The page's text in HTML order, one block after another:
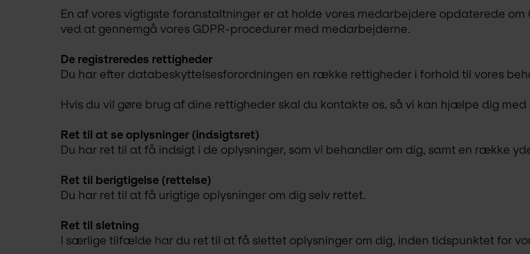
En af vores vigtigste foranstaltninger er at holde vores medarbejdere opdaterede
ved at gennemgå vores GDPR-procedurer med medarbejderne.
De registreredes rettigheder
Du har efter databeskyttelsesforordningen en række rettigheder i forhold til vores
Hvis du vil gøre brug af dine rettigheder skal du kontakte os, så vi kan hjælpe dig med
Ret til at se oplysninger (indsigtsret)
Du har ret til at få indsigt i de oplysninger, som vi behandler om dig, samt en række
Ret til berigtigelse (rettelse)
Du har ret til at få urigtige oplysninger om dig selv rettet.
Ret til sletning
I særlige tilfælde har du ret til at få slettet oplysninger om dig, inden tidspunktet for